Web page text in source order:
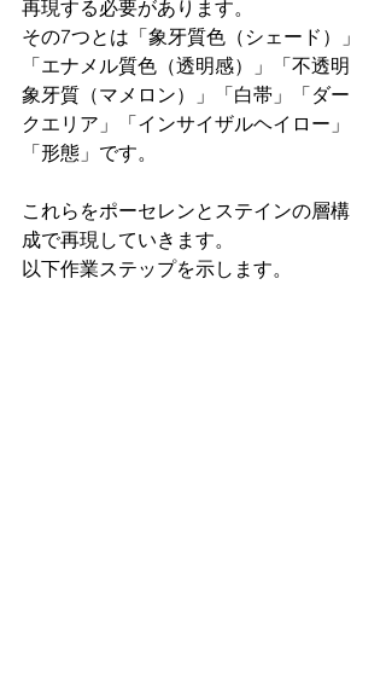
再現する必要があります。
その7つとは「象牙質色（シェード）」
「エナメル質色（透明感）」「不透明
象牙質（マメロン）」「白帯」「ダー
クエリア」「インサイザルヘイロー」
「形態」です。
これらをポーセレンとステインの層構
成で再現していきます。
以下作業ステップを示します。